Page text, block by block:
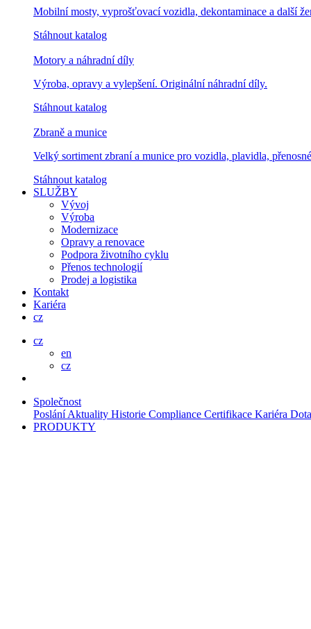
Mobilní mosty, vyprošťovací vozidla, dekontaminace a další
Stáhnout katalog
Motory a náhradní díly
Výroba, opravy a vylepšení. Originální náhradní díly.
Stáhnout katalog
Zbraně a munice
Velký sortiment zbraní a munice pro vozidla, plavidla,
Stáhnout katalog
SLUŽBY
Vývoj
Výroba
Modernizace
Opravy a renovace
Podpora životního cyklu
Přenos technologií
Prodej a logistika
Kontakt
Kariéra
cz
cz
en
cz
Společnost
PosláníAktuality Historie Compliance Certifikace Kariéra
PRODUKTY